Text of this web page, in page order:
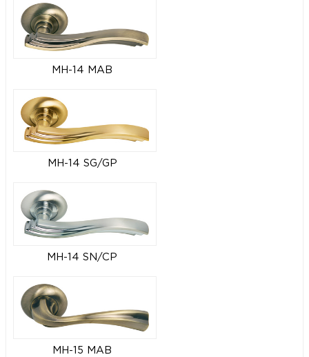
MH-14 MAB
MH-14 SG/GP
MH-14 SN/CP
MH-15 MAB